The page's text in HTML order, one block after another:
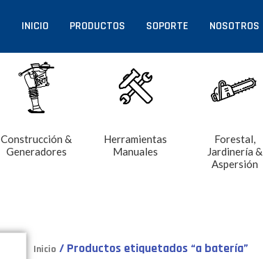
INICIO PRODUCTOS SOPORTE NOSOTROS
Construcción &
Generadores
Herramientas
Manuales
Forestal,
Jardinería &
Aspersión
Inicio / Productos etiquetados “a batería”